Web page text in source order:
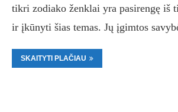
tikri zodiako ženklai yra pasirengę iš
ir įkūnyti šias temas. Jų įgimtos
SKAITYTI PLAČIAU